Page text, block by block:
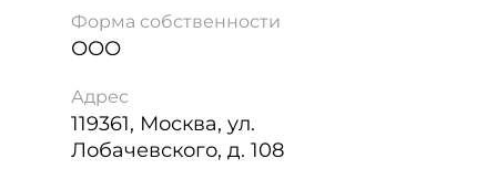
Форма собственности
ООО
Адрес
119361, Москва, ул.
Лобачевского, д. 108